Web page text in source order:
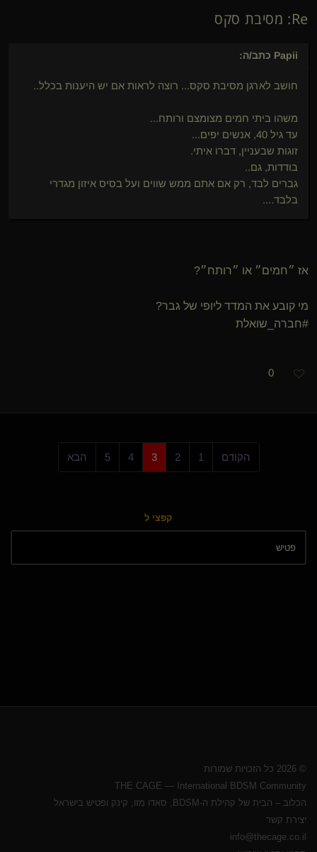
Re: מסיבת סקס
Papii כתב/ה:
חושב לארגן מסיבת סקס... רוצה לראות אם יש היענות בכלל..
משהו ביתי חמים מצומצם ורותח...
עד גיל 40, אנשים יפים...
זוגות שבעניין, דברו איתי.
בודדות, גם..
גברים לבד, רק אם אתם ממש שווים ועל בסיס איזון מגדרי
בלבד....
אז ״חמים״ או ״רותח״?
מי קובע את המדד ליופי של גבר?
#חברה_שואלת
0
הקודם 1
2
3
4
5 הבא
קפצי ל
© 2026 כל הזכויות שמורות
THE CAGE — International BDSM Community
הכלוב – הבית של קהילת ה-BDSM, סאדו מזו, קינק ופטיש בישראל
יצירת קשר
info@thecage.co.il